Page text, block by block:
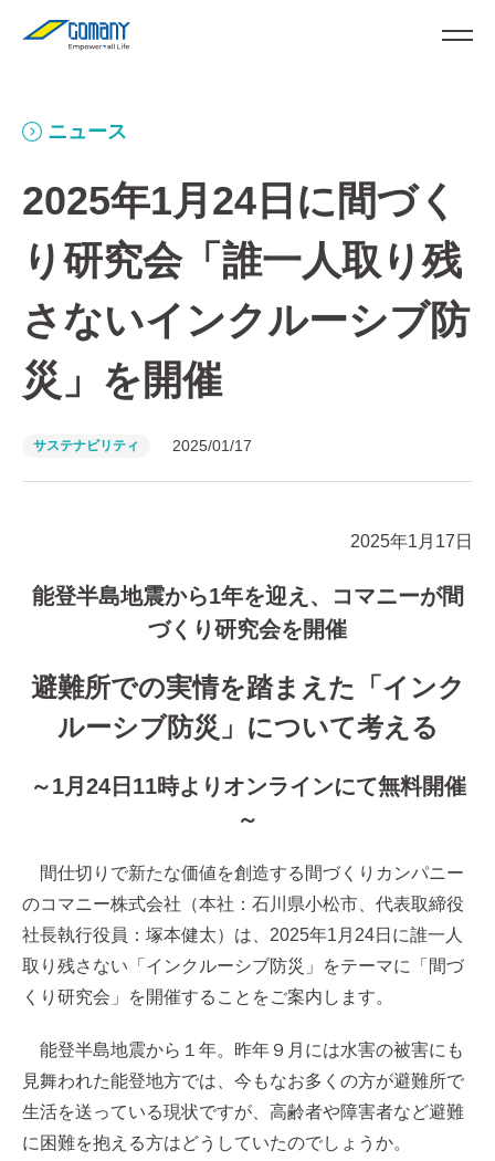
ニュース
2025年1月24日に間づく
り研究会「誰一人取り残
さないインクルーシブ防
災」を開催
サステナビリティ 2025/01/17
2025年1月17日
能登半島地震から1年を迎え、コマニーが間
づくり研究会を開催
避難所での実情を踏まえた「インク
ルーシブ防災」について考える
～1月24日11時よりオンラインにて無料開催
～
間仕切りで新たな価値を創造する間づくりカンパニー
のコマニー株式会社（本社：石川県小松市、代表取締役
社長執行役員：塚本健太）は、2025年1月24日に誰一人
取り残さない「インクルーシブ防災」をテーマに「間づ
くり研究会」を開催することをご案内します。
能登半島地震から１年。昨年９月には水害の被害にも
見舞われた能登地方では、今もなお多くの方が避難所で
生活を送っている現状ですが、高齢者や障害者など避難
に困難を抱える方はどうしていたのでしょうか。